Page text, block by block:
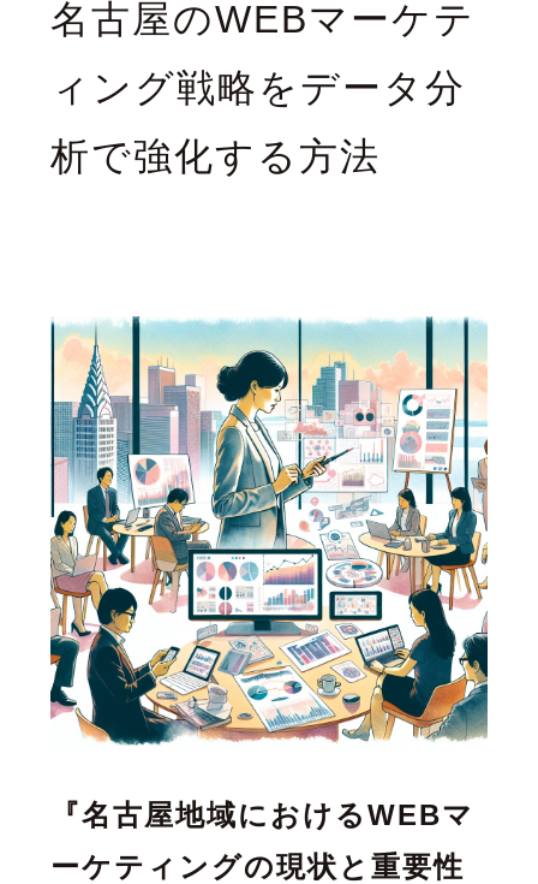
名古屋のWEBマーケテ
ィング戦略をデータ分
析で強化する方法
『名古屋地域におけるWEBマ
ーケティングの現状と重要性